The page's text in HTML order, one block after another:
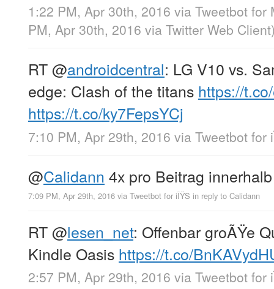
1:22 PM, Apr 30th, 2016 via Tweetbot for
PM, Apr 30th, 2016 via Twitter Web Client
RT@androidcentral: LG V10 vs.
edge: Clash of the titans https://
https://t.co/ky7FepsYCj
7:10 PM, Apr 29th, 2016 via Tweetbot for
@Calidann 4x pro Beitrag
7:09 PM, Apr 29th, 2016 via Tweetbot for iÎŸS in reply to Calidann
RT@lesen_net: Offenbar groÃŸe
Kindle Oasis https://t.co/
2:57 PM, Apr 29th, 2016 via Tweetbot for